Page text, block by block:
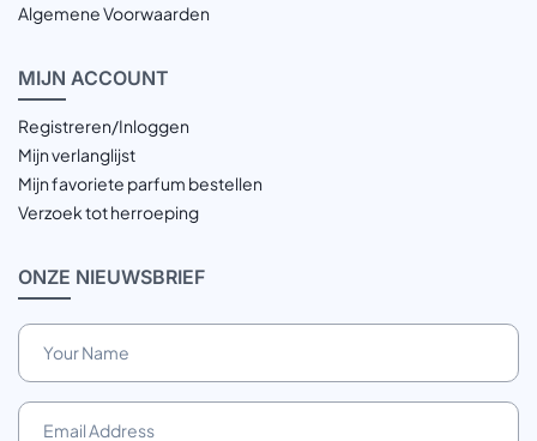
Algemene Voorwaarden
MIJN ACCOUNT
Registreren/Inloggen
Mijn verlanglijst
Mijn favoriete parfum bestellen
Verzoek tot herroeping
ONZE NIEUWSBRIEF